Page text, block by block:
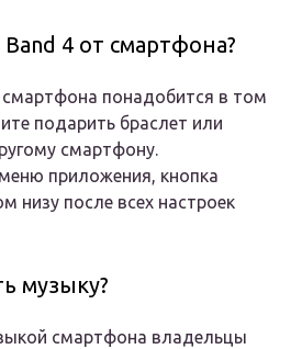
Band 4 от смартфона?
смартфона понадобится в том
подарить браслет или
смартфону.
приложения, кнопка
низу после всех настроек
музыку?
смартфона владельцы